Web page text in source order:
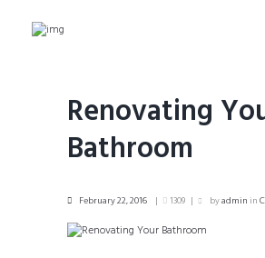
Renovating
Bathroom
February 22, 2016 1309 byadmin in